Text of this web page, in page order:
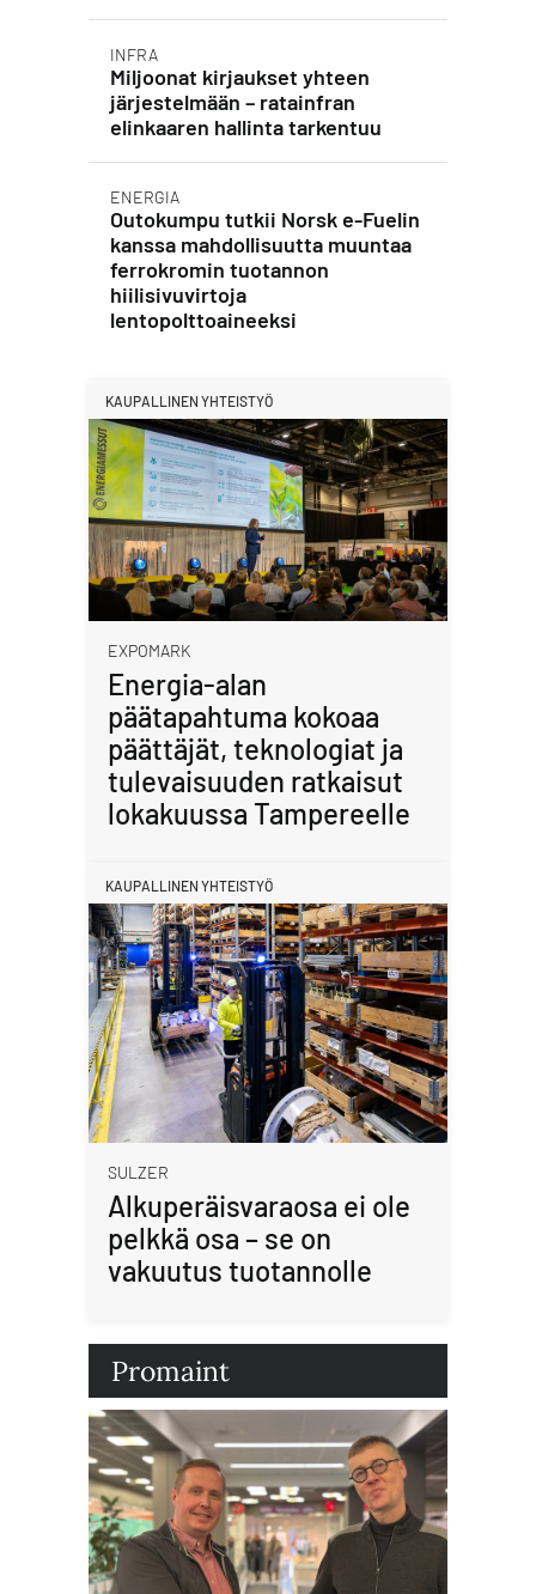
INFRA
Miljoonat kirjaukset yhteen
järjestelmään – ratainfran
elinkaaren hallinta tarkentuu
ENERGIA
Outokumpu tutkii Norsk e-Fuelin
kanssa mahdollisuutta muuntaa
ferrokromin tuotannon
hiilisivuvirtoja
lentopolttoaineeksi
KAUPALLINEN YHTEISTYÖ
EXPOMARK
Energia-alan
päätapahtuma kokoaa
päättäjät, teknologiat ja
tulevaisuuden ratkaisut
lokakuussa Tampereelle
KAUPALLINEN YHTEISTYÖ
SULZER
Alkuperäisvaraosa ei ole
pelkkä osa – se on
vakuutus tuotannolle
Promaint